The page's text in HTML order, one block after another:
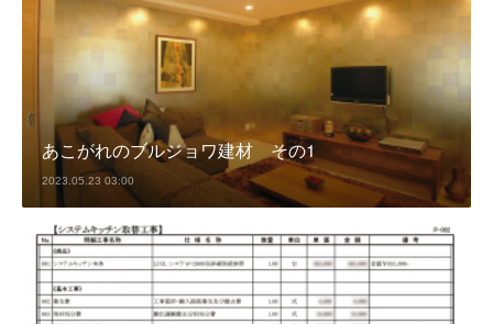
あこがれのブルジョワ建材 その1
2023.05.23 03:00